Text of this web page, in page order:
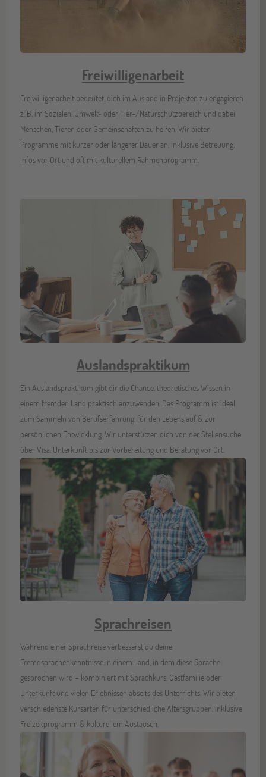
Freiwilligenarbeit
Freiwilligenarbeit bedeutet, dich im Ausland in Projekten zu engagieren
z. B. im Sozialen, Umwelt- oder Tier-/Naturschutzbereich und dabei
Menschen, Tieren oder Gemeinschaften zu helfen. Wir bieten
Programme mit kurzer oder längerer Dauer an, inklusive Betreuung,
Infos vor Ort und oft mit kulturellem Rahmenprogramm.
Auslandspraktikum
Ein Auslandspraktikum gibt dir die Chance, theoretisches Wissen in
einem fremden Land praktisch anzuwenden. Das Programm ist ideal
zum Sammeln von Berufserfahrung, für den Lebenslauf & zur
persönlichen Entwicklung. Wir unterstützen dich von der Stellensuche
über Visa, Unterkunft bis zur Vorbereitung und Beratung vor Ort.
Sprachreisen
Während einer Sprachreise verbesserst du deine
Fremdsprachenkenntnisse in einem Land, in dem diese Sprache
gesprochen wird – kombiniert mit Sprachkurs, Gastfamilie oder
Unterkunft und vielen Erlebnissen abseits des Unterrichts. Wir bieten
verschiedenste Kursarten für unterschiedliche Altersgruppen, inklusive
Freizeitprogramm & kulturellem Austausch.